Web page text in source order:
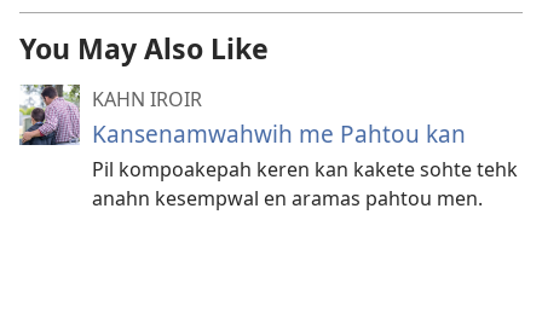
You May Also Like
KAHN IROIR
Kansenamwahwih me Pahtou kan
Pil kompoakepah keren kan kakete sohte tehk
anahn kesempwal en aramas pahtou men.